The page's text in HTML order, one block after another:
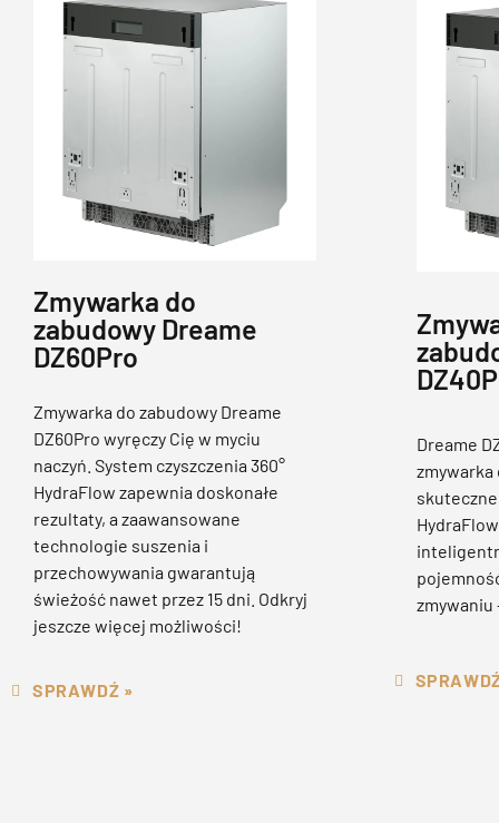
Zmywarka do
zabudowy Dreame
DZ60Pro
Zmywarka do zabudowy Dreame
DZ60Pro wyręczy Cię w myciu
naczyń. System czyszczenia 360°
HydraFlow zapewnia doskonałe
rezultaty, a zaawansowane
technologie suszenia i
przechowywania gwarantują
świeżość nawet przez 15 dni. Odkryj
jeszcze więcej możliwości!
SPRAWDŹ »
Dreame
zmywarka
skuteczne
zmywaniu